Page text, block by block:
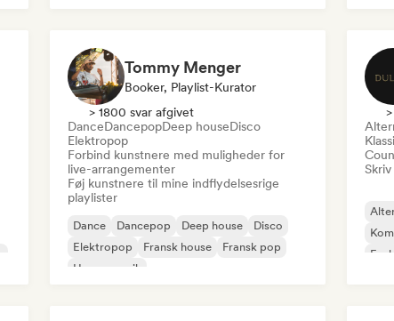
Tommy Menger
Booker, Playlist-Kurator
> 1800 svar afgivet
DanceDancepopDeep houseDisco
Elektropop
Forbind kunstnere med muligheder for
live-arrangementer
Føj kunstnere til mine indflydelsesrige
playlister
Dance Dancepop Deep house
Disco
Elektropop
Fransk house
Fransk pop
House-musik
Funk